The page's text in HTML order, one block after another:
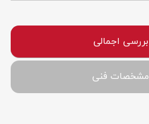
بررسی اجمالی
مشخصات فنی